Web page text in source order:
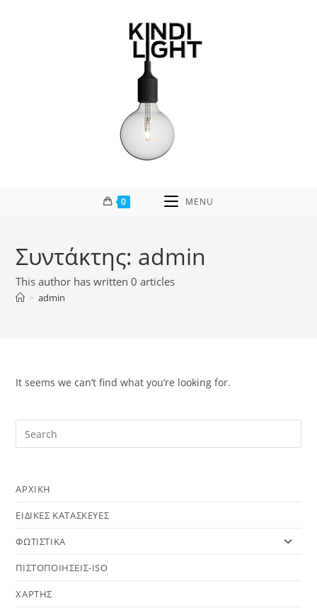
0 MENU
Συντάκτης: admin
This author has written 0 articles
> admin
It seems we can’t find what you’re looking for.
ΑΡΧΙΚΗ
ΕΙΔΙΚΕΣ ΚΑΤΑΣΚΕΥΕΣ
ΦΩΤΙΣΤΙΚΑ
ΠΙΣΤΟΠΟΙΗΣΕΙΣ-ISO
ΧΑΡΤΗΣ